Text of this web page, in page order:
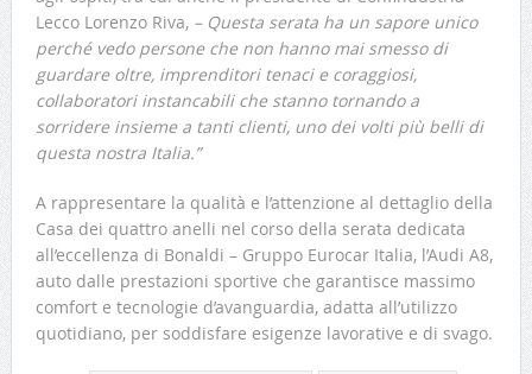
Lecco Lorenzo Riva,– Questa serata ha un sapore unico
perché vedo persone che non hanno mai smesso di
guardare oltre, imprenditori tenaci e coraggiosi,
collaboratori instancabili che stanno tornando a
sorridere insieme a tanti clienti, uno dei volti più belli di
questa nostra Italia.”
A rappresentare la qualità e l’attenzione al dettaglio della
Casa dei quattro anelli nel corso della serata dedicata
all’eccellenza di Bonaldi – Gruppo Eurocar Italia, l’Audi A8,
auto dalle prestazioni sportive che garantisce massimo
comfort e tecnologie d’avanguardia, adatta all’utilizzo
quotidiano, per soddisfare esigenze lavorative e di svago.